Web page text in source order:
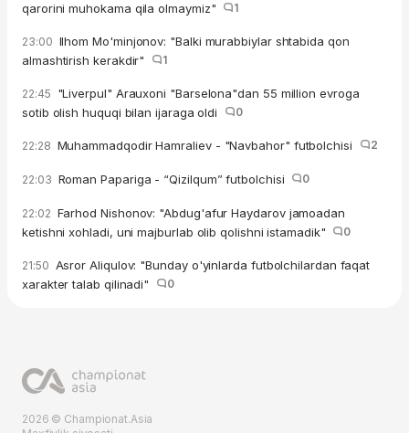
qarorini muhokama qila olmaymiz"
1
23:00 Ilhom Mo'minjonov: "Balki murabbiylar shtabida qon
almashtirish kerakdir"
1
22:45 "Liverpul" Arauxoni "Barselona"dan 55 million evroga
sotib olish huquqi bilan ijaraga oldi
0
22:28 Muhammadqodir Hamraliev - "Navbahor" futbolchisi 2
22:03 Roman Papariga - “Qizilqum” futbolchisi 0
22:02 Farhod Nishonov: "Abdug'afur Haydarov jamoadan
ketishni xohladi, uni majburlab olib qolishni istamadik"
0
21:50 Asror Aliqulov: "Bunday o'yinlarda futbolchilardan faqat
xarakter talab qilinadi"
0
2026 © Championat.Asia